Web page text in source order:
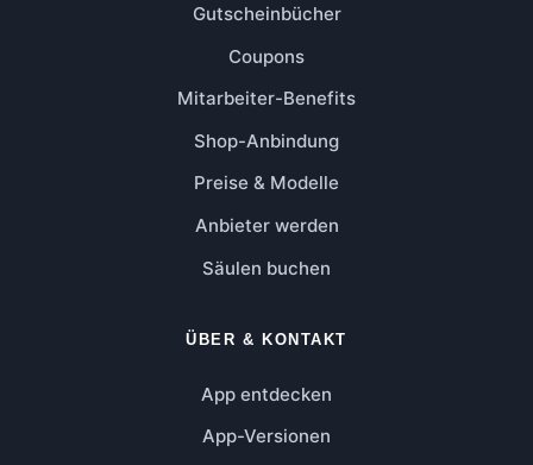
Gutscheinbücher
Coupons
Mitarbeiter-Benefits
Shop-Anbindung
Preise & Modelle
Anbieter werden
Säulen buchen
ÜBER & KONTAKT
App entdecken
App-Versionen